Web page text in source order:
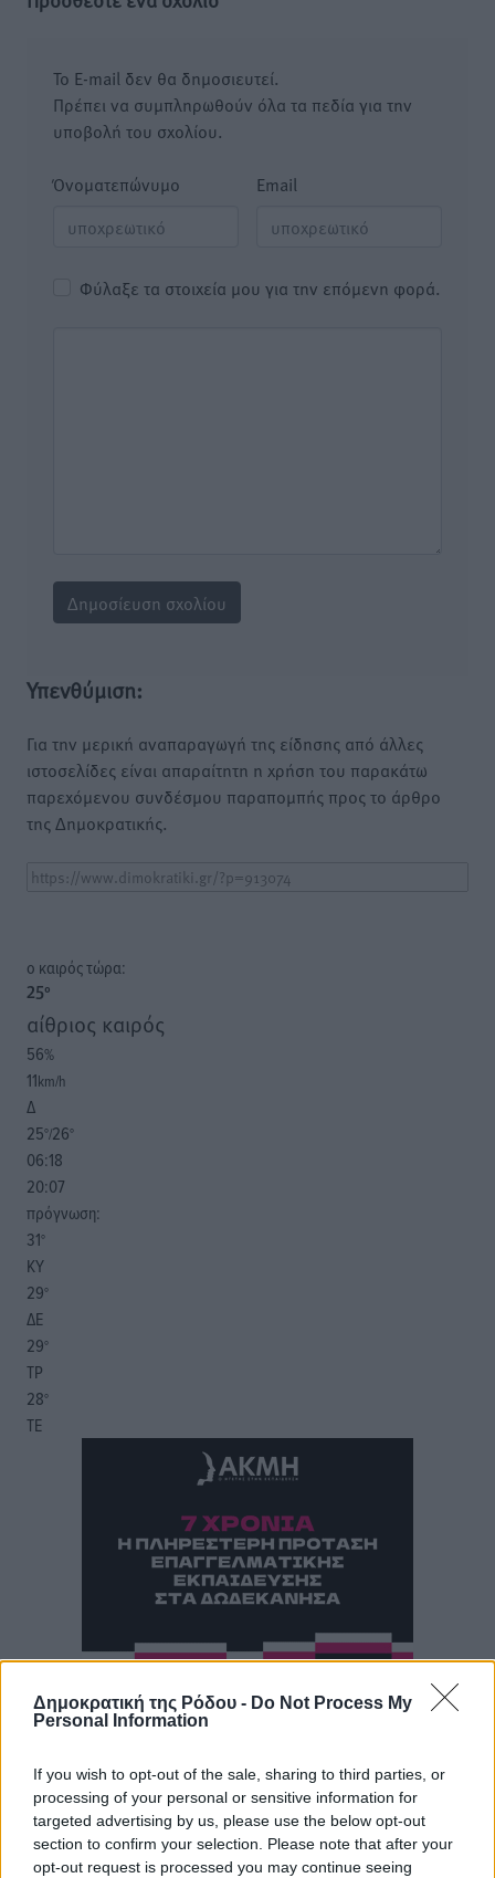
Δημοκρατική της Ρόδου - Do Not Process My
Personal Information
If you wish to opt-out of the sale, sharing to third parties, or
processing of your personal or sensitive information for
targeted advertising by us, please use the below opt-out
section to confirm your selection. Please note that after your
opt-out request is processed you may continue seeing
Το E-mail δεν θα δημοσιευτεί.
Πρέπει να συμπληρωθούν όλα τα πεδία για την
υποβολή του σχολίου.
Όνοματεπώνυμο Email
Φύλαξε τα στοιχεία μου για την επόμενη φορά.
Υπενθύμιση:
Για την μερική αναπαραγωγή της είδησης από άλλες
ιστοσελίδες είναι απαραίτητη η χρήση του παρακάτω
παρεχόμενου συνδέσμου παραπομπής προς το άρθρο
της Δημοκρατικής.
o καιρός τώρα:
25°
αίθριος καιρός
56%
11km/h
Δ
25°/26°
06:18
20:07
πρόγνωση:
31°
ΚΥ
29°
ΔΕ
29°
ΤΡ
28°
ΤΕ